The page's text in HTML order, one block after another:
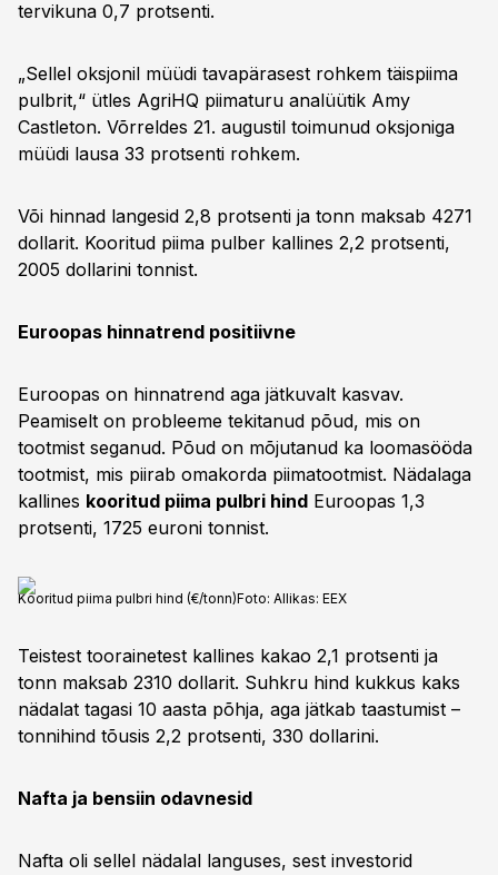
tervikuna 0,7 protsenti.
„Sellel oksjonil müüdi tavapärasest rohkem täispiima
pulbrit,“ ütles AgriHQ piimaturu analüütik Amy
Castleton. Võrreldes 21. augustil toimunud oksjoniga
müüdi lausa 33 protsenti rohkem.
Või hinnad langesid 2,8 protsenti ja tonn maksab 4271
dollarit. Kooritud piima pulber kallines 2,2 protsenti,
2005 dollarini tonnist.
Euroopas hinnatrend positiivne
Euroopas on hinnatrend aga jätkuvalt kasvav.
Peamiselt on probleeme tekitanud põud, mis on
tootmist seganud. Põud on mõjutanud ka loomasööda
tootmist, mis piirab omakorda piimatootmist. Nädalaga
kallines kooritud piima pulbri hind Euroopas 1,3
protsenti, 1725 euroni tonnist.
Kooritud piima pulbri hind (€/tonn)Foto: Allikas: EEX
Teistest toorainetest kallines kakao 2,1 protsenti ja
tonn maksab 2310 dollarit. Suhkru hind kukkus kaks
nädalat tagasi 10 aasta põhja, aga jätkab taastumist –
tonnihind tõusis 2,2 protsenti, 330 dollarini.
Nafta ja bensiin odavnesid
Nafta oli sellel nädalal languses, sest investorid